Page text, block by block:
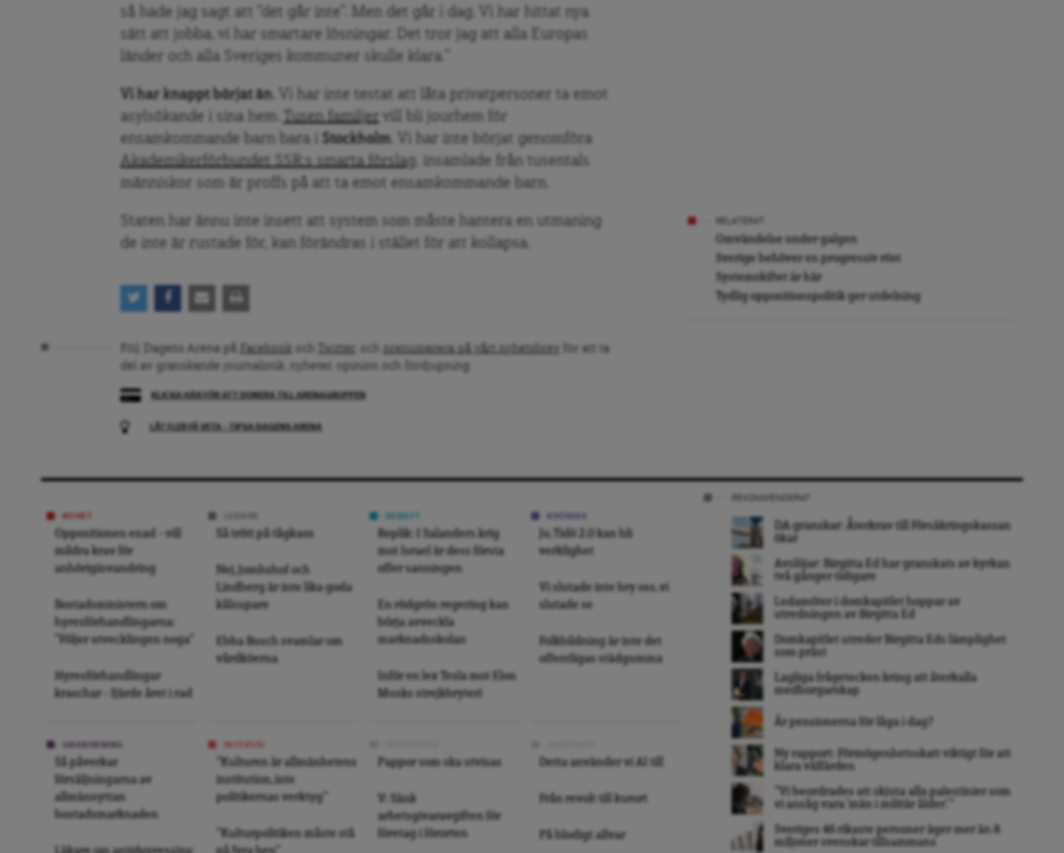
så hade jag sagt att ”det går inte”. Men det går i dag. Vi har hittat nya
sätt att jobba, vi har smartare lösningar. Det tror jag att alla Europas
länder och alla Sveriges kommuner skulle klara.”
Vi har knappt börjat än. Vi har inte testat att låta privatpersoner ta emot
asylsökande i sina hem. Tusen familjer vill bli jourhem för
ensamkommande barn bara i
Stockholm . Vi har inte börjat genomföra
Akademikerförbundet SSR:s smarta förslag
, insamlade från tusentals
människor som är proffs på att ta emot ensamkommande barn.
Staten har ännu inte insett att system som måste hantera en utmaning
de inte är rustade för, kan förändras i stället för att kollapsa.
Följ Dagens Arena på Facebook Twitter prenumerera på vårt nyhetsbrev
för att ta
del av granskande journalistik, nyheter, opinion och fördjupning.
LÅT FLER FÅ VETA – TIPSA DAGENS ARENA
Omvändelse under galgen
Sverige behöver en progressiv röst
Systemskiftet är här
Tydlig oppositionspolitik ger utdelning
NYHET
Oppositionen enad – vill
mildra krav för
anhöriginvandring
Bostadsministern om
hyresförhandlingarna:
”Följer utvecklingen noga”
Hyresförhandlingar
kraschar – fjärde året i rad
Så trött på tågkaos
Nej, Jomhshof och
Lindberg är inte lika goda
kålsupare
Ebba Busch svamlar om
vårdköerna
Replik: I Salanders krig
mot Israel är dess första
offer sanningen
En rödgrön regering kan
börja avveckla
marknadsskolan
Inför en lex Tesla mot Elon
Musks strejkbryteri
Jo, Tidö 2.0 kan bli
verklighet
Vi slutade inte bry oss, vi
slutade se
Folkbildning är inte det
offentligas städgumma
Så påverkar
försäljningarna av
allmännyttan
bostadsmarknaden
”Kulturen är allmänhetens
institution, inte
politikernas verktyg”
”Kulturpolitiken måste stå
Pappor som ska utvisas
V: Sänk
arbetsgivaravgiften för
företag i förorten
Detta använder vi AI till
Från revolt till kurort
På blodigt allvar
DA granskar: Återkrav till Försäkringskassan
ökar
Avslöjar: Birgitta Ed har granskats av kyrkan
två gånger tidigare
Ledamöter i domkapitlet hoppar av
utredningen av Birgitta Ed
Domkapitlet utreder Birgitta Eds lämplighet
som präst
Lagliga frågetecken kring att återkalla
medborgarskap
Är pensionerna för låga i dag?
Ny rapport: Förmögenhetsskatt viktigt för att
klara välfärden
”Vi beordrades att skjuta alla palestinier som
vi ansåg vara ’män i militär ålder’. ”
Sveriges 46 rikaste personer äger mer än 8
miljoner svenskar tillsammans